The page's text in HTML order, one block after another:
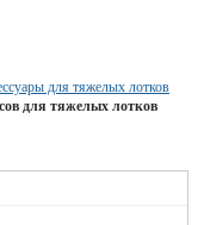
для тяжелых лотков
для тяжелых лотков